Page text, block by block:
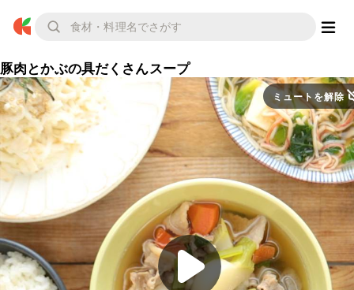
豚肉とかぶの具だくさんスープ
ミュートを解除